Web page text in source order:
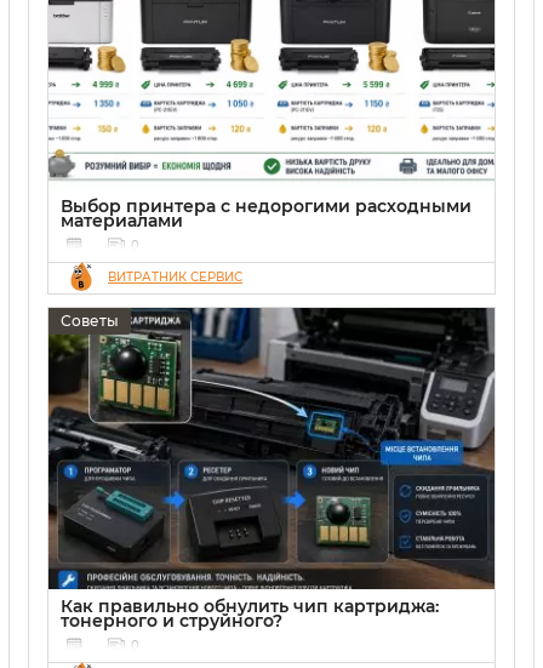
Выбор принтера с недорогими расходными
материалами
0
ВИТРАТНИК СЕРВИС
Советы
Как правильно обнулить чип картриджа:
тонерного и струйного?
0